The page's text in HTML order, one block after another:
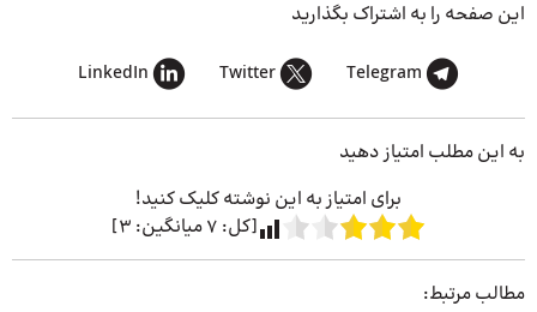
این صفحه را به اشتراک بگذارید
Telegram
Twitter
LinkedIn
به این مطلب امتیاز دهید
برای امتیاز به این نوشته کلیک کنید!
[کل: 7میانگین: 3
]
مطالب مرتبط: